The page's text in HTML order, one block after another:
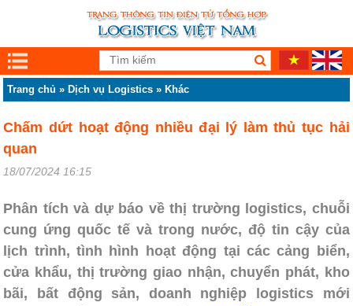
Trang chủ » Dịch vụ Logistics » Khác
Chấm dứt hoạt động nhiều đại lý làm thủ tục hải
quan
18/07/2024 16:15
Phân tích và dự báo về thị trường logistics, chuỗi
cung ứng quốc tế và trong nước, độ tin cậy của
lịch trình, tình hình hoạt động tại các cảng biển,
cửa khẩu, thị trường giao nhận, chuyển phát, kho
bãi, bất động sản, doanh nghiệp logistics mới